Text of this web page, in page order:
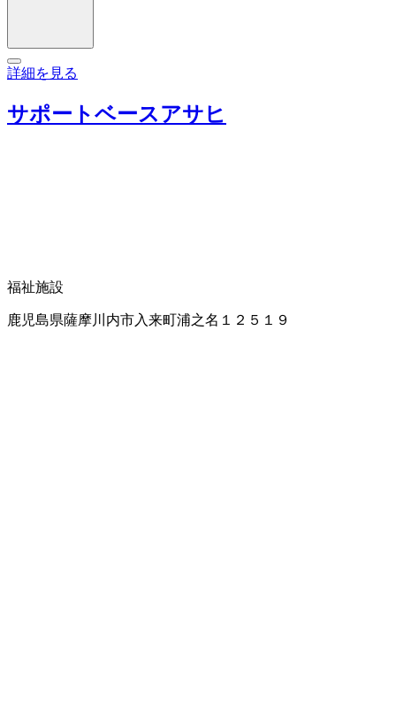
詳細を見る
サポートベースアサヒ
福祉施設
鹿児島県薩摩川内市入来町浦之名１２５１９